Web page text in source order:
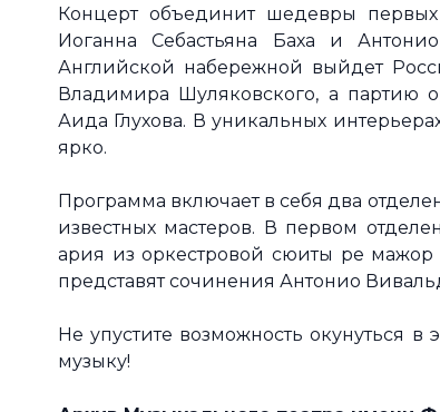
Концерт объединит шедевры
Иоганна Себастьяна Баха и
Английской набережной выйдет
Владимира Шуляковского, а партию
Аида Глухова. В уникальных
ярко.
Программа включает в себя два
известных мастеров. В первом
ария из оркестровой сюиты ре
представят сочинения Антонио
Не упустите возможность окунуться
музыку!